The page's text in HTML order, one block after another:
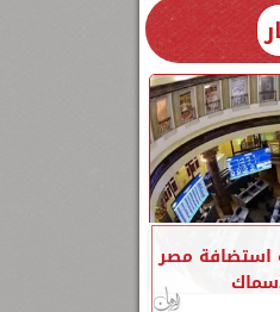
استضافة مصر